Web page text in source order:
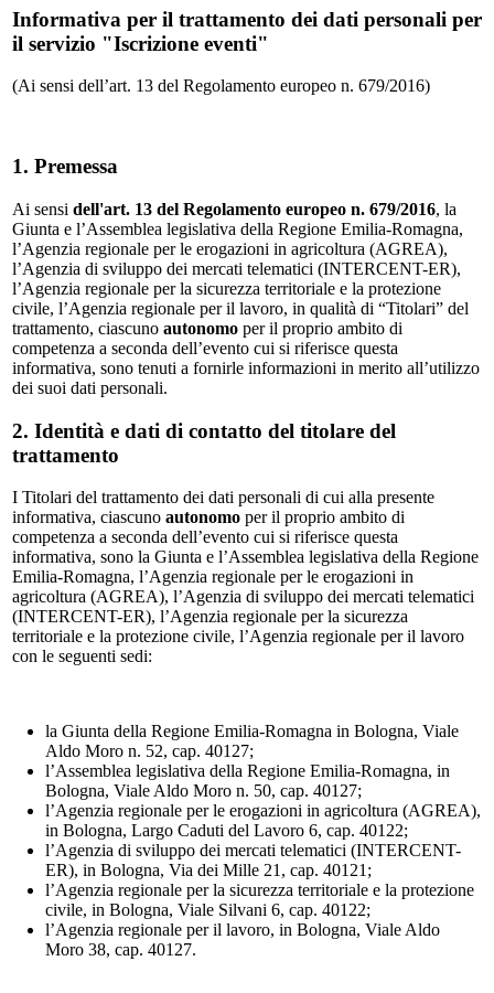
Informativa per il trattamento dei dati personali per
il servizio "Iscrizione eventi"
(Ai sensi dell’art. 13 del Regolamento europeo n. 679/2016)
1. Premessa
Ai sensi dell'art. 13 del Regolamento europeo n. 679/2016, la
Giunta e l’Assemblea legislativa della Regione Emilia-Romagna,
l’Agenzia regionale per le erogazioni in agricoltura (AGREA),
l’Agenzia di sviluppo dei mercati telematici (INTERCENT-ER),
l’Agenzia regionale per la sicurezza territoriale e la protezione
civile, l’Agenzia regionale per il lavoro, in qualità di “Titolari” del
trattamento, ciascuno autonomo per il proprio ambito di
competenza a seconda dell’evento cui si riferisce questa
informativa, sono tenuti a fornirle informazioni in merito all’utilizzo
dei suoi dati personali.
2. Identità e dati di contatto del titolare del
trattamento
I Titolari del trattamento dei dati personali di cui alla presente
informativa, ciascuno autonomo per il proprio ambito di
competenza a seconda dell’evento cui si riferisce questa
informativa, sono la Giunta e l’Assemblea legislativa della Regione
Emilia-Romagna, l’Agenzia regionale per le erogazioni in
agricoltura (AGREA), l’Agenzia di sviluppo dei mercati telematici
(INTERCENT-ER), l’Agenzia regionale per la sicurezza
territoriale e la protezione civile, l’Agenzia regionale per il lavoro
con le seguenti sedi:
la Giunta della Regione Emilia-Romagna in Bologna, Viale
Aldo Moro n. 52, cap. 40127;
l’Assemblea legislativa della Regione Emilia-Romagna, in
Bologna, Viale Aldo Moro n. 50, cap. 40127;
l’Agenzia regionale per le erogazioni in agricoltura (AGREA),
in Bologna, Largo Caduti del Lavoro 6, cap. 40122;
l’Agenzia di sviluppo dei mercati telematici (INTERCENT-
ER), in Bologna, Via dei Mille 21, cap. 40121;
l’Agenzia regionale per la sicurezza territoriale e la protezione
civile, in Bologna, Viale Silvani 6, cap. 40122;
l’Agenzia regionale per il lavoro, in Bologna, Viale Aldo
Moro 38, cap. 40127.